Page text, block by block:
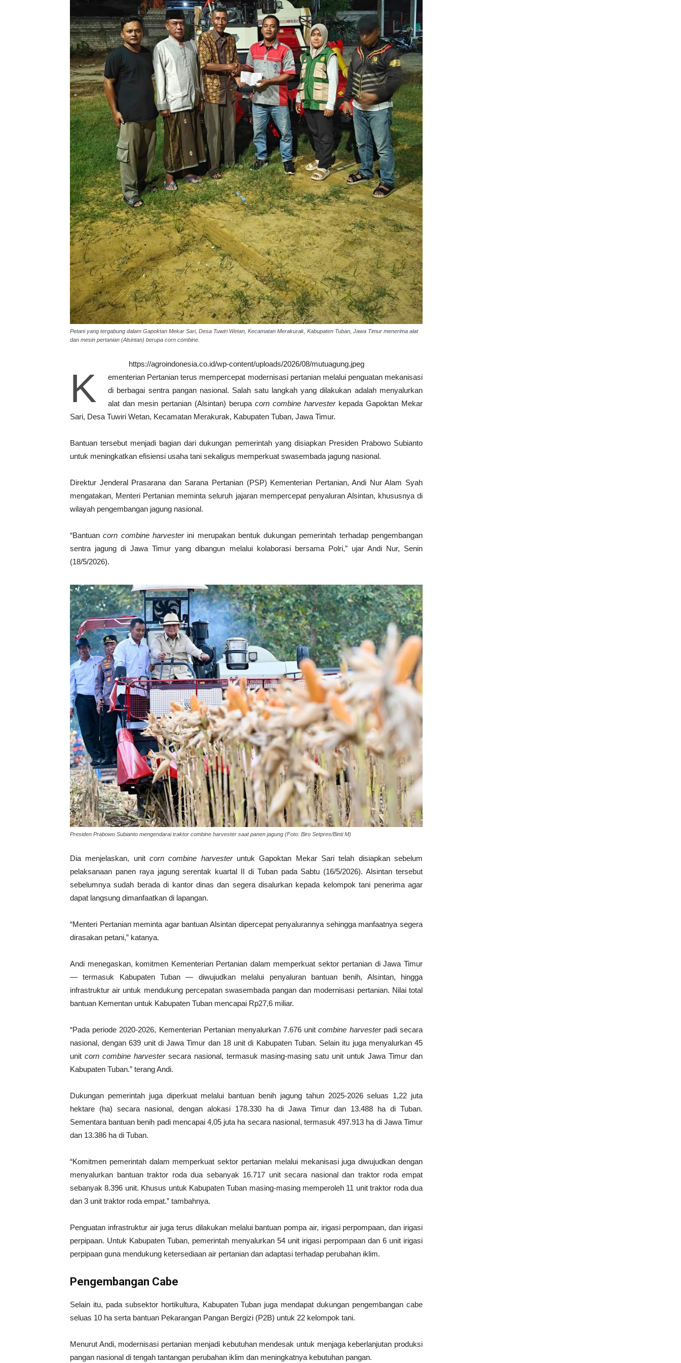
Petani yang tergabung dalam Gapoktan Mekar Sari, Desa Tuwiri Wetan, Kecamatan Merakurak, Kabupaten Tuban, Jawa Timur menerima alat
dan mesin pertanian (Alsintan) berupa corn combine.
https://agroindonesia.co.id/wp-content/uploads/2026/08/mutuagung.jpeg
K
ementerian Pertanian terus mempercepat modernisasi pertanian melalui penguatan mekanisasi
di berbagai sentra pangan nasional. Salah satu langkah yang dilakukan adalah menyalurkan
alat dan mesin pertanian (Alsintan) berupa corn combine harvesterkepada Gapoktan Mekar
Sari, Desa Tuwiri Wetan, Kecamatan Merakurak, Kabupaten Tuban, Jawa Timur.
Bantuan tersebut menjadi bagian dari dukungan pemerintah yang disiapkan Presiden Prabowo Subianto
untuk meningkatkan efisiensi usaha tani sekaligus memperkuat swasembada jagung nasional.
Direktur Jenderal Prasarana dan Sarana Pertanian (PSP) Kementerian Pertanian, Andi Nur Alam Syah
mengatakan, Menteri Pertanian meminta seluruh jajaran mempercepat penyaluran Alsintan, khususnya di
wilayah pengembangan jagung nasional.
“Bantuancorn combine harvesterini merupakan bentuk dukungan pemerintah terhadap pengembangan
sentra jagung di Jawa Timur yang dibangun melalui kolaborasi bersama Polri,” ujar Andi Nur, Senin
(18/5/2026).
Presiden Prabowo Subianto mengendarai traktor combine harvester saat panen jagung (Foto: Biro Setpres/Binti M)
Dia menjelaskan, unit corn combine harvesteruntuk Gapoktan Mekar Sari telah disiapkan sebelum
pelaksanaan panen raya jagung serentak kuartal II di Tuban pada Sabtu (16/5/2026). Alsintan tersebut
sebelumnya sudah berada di kantor dinas dan segera disalurkan kepada kelompok tani penerima agar
dapat langsung dimanfaatkan di lapangan.
“Menteri Pertanian meminta agar bantuan Alsintan dipercepat penyalurannya sehingga manfaatnya segera
dirasakan petani,” katanya.
Andi menegaskan, komitmen Kementerian Pertanian dalam memperkuat sektor pertanian di Jawa Timur
— termasuk Kabupaten Tuban — diwujudkan melalui penyaluran bantuan benih, Alsintan, hingga
infrastruktur air untuk mendukung percepatan swasembada pangan dan modernisasi pertanian. Nilai total
bantuan Kementan untuk Kabupaten Tuban mencapai Rp27,6 miliar.
“Pada periode 2020-2026, Kementerian Pertanian menyalurkan 7.676 unitcombine harvesterpadi secara
nasional, dengan 639 unit di Jawa Timur dan 18 unit di Kabupaten Tuban. Selain itu juga menyalurkan 45
unit corn combine harvestersecara nasional, termasuk masing-masing satu unit untuk Jawa Timur dan
Kabupaten Tuban.” terang Andi.
Dukungan pemerintah juga diperkuat melalui bantuan benih jagung tahun 2025-2026 seluas 1,22 juta
hektare (ha) secara nasional, dengan alokasi 178.330 ha di Jawa Timur dan 13.488 ha di Tuban.
Sementara bantuan benih padi mencapai 4,05 juta ha secara nasional, termasuk 497.913 ha di Jawa Timur
dan 13.386 ha di Tuban.
“Komitmen pemerintah dalam memperkuat sektor pertanian melalui mekanisasi juga diwujudkan dengan
menyalurkan bantuan traktor roda dua sebanyak 16.717 unit secara nasional dan traktor roda empat
sebanyak 8.396 unit. Khusus untuk Kabupaten Tuban masing-masing memperoleh 11 unit traktor roda dua
dan 3 unit traktor roda empat.” tambahnya.
Penguatan infrastruktur air juga terus dilakukan melalui bantuan pompa air, irigasi perpompaan, dan irigasi
perpipaan. Untuk Kabupaten Tuban, pemerintah menyalurkan 54 unit irigasi perpompaan dan 6 unit irigasi
perpipaan guna mendukung ketersediaan air pertanian dan adaptasi terhadap perubahan iklim.
Pengembangan Cabe
Selain itu, pada subsektor hortikultura, Kabupaten Tuban juga mendapat dukungan pengembangan cabe
seluas 10 ha serta bantuan Pekarangan Pangan Bergizi (P2B) untuk 22 kelompok tani.
Menurut Andi, modernisasi pertanian menjadi kebutuhan mendesak untuk menjaga keberlanjutan produksi
pangan nasional di tengah tantangan perubahan iklim dan meningkatnya kebutuhan pangan.